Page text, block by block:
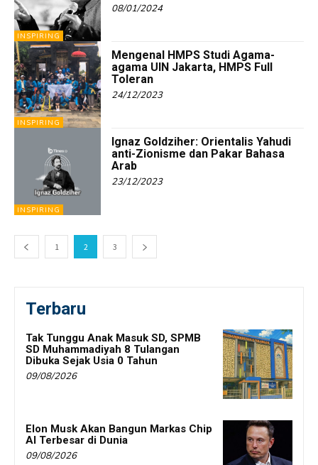
INSPIRING
08/01/2024
INSPIRING
Mengenal HMPS Studi Agama-
agama UIN Jakarta, HMPS Full
Toleran
24/12/2023
INSPIRING
Ignaz Goldziher: Orientalis Yahudi
anti-Zionisme dan Pakar Bahasa
Arab
23/12/2023
1 2 3
Terbaru
Tak Tunggu Anak Masuk SD, SPMB
SD Muhammadiyah 8 Tulangan
Dibuka Sejak Usia 0 Tahun
09/08/2026
Elon Musk Akan Bangun Markas Chip
AI Terbesar di Dunia
09/08/2026